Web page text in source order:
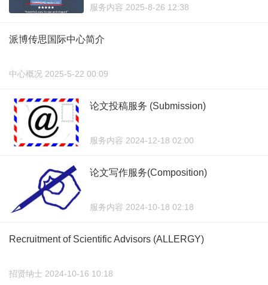
服务内容 2025-8-26 12:38
派博传思国际中心简介
中心概况 2025-5-22 00:09
论文投稿服务 (Submission)
服务内容 2024-12-18 02:00
论文写作服务(Composition)
服务内容 2024-10-18 02:18
Recruitment of Scientific Advisors (ALLERGY)
招贤纳士 2024-10-16 10:18